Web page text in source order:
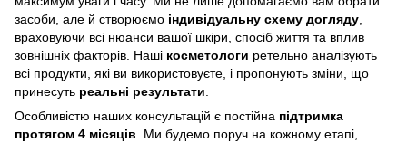
засоби, але й створюємо індивідуальну схему догляду,
враховуючи всі нюанси вашої шкіри, спосіб життя та вплив
зовнішніх факторів. Наші косметологи ретельно аналізують
всі продукти, які ви використовуєте, і пропонують зміни, що
принесуть реальні результати.
Особливістю наших консультацій є постійна підтримка
протягом 4 місяців. Ми будемо поруч на кожному етапі,